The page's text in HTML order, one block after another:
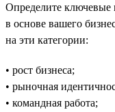
Определите ключевые
в основе вашего
на эти категории:
• рост бизнеса;
• рыночная
• командная работа;